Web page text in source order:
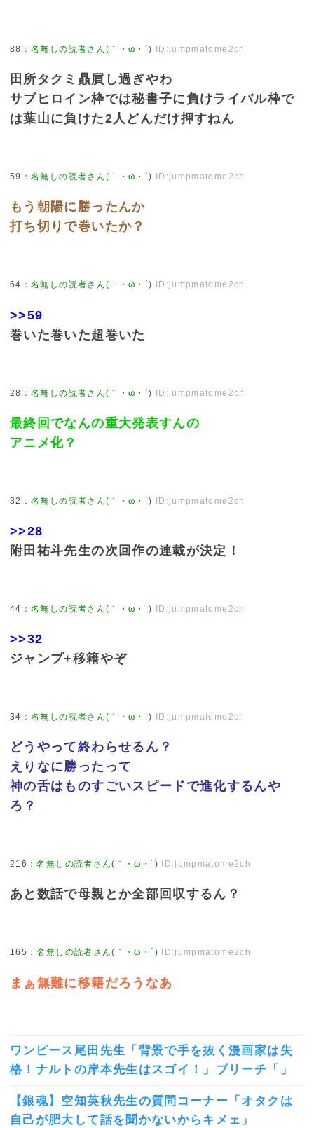
88 ：名無しの読者さん(｀・ω・´) ID:jumpmatome2ch
田所タクミ贔屓し過ぎやわ
サブヒロイン枠では秘書子に負けライバル枠で
は葉山に負けた2人どんだけ押すねん
59 ：名無しの読者さん(｀・ω・´) ID:jumpmatome2ch
もう朝陽に勝ったんか
打ち切りで巻いたか？
64 ：名無しの読者さん(｀・ω・´) ID:jumpmatome2ch
>>59
巻いた巻いた超巻いた
28 ：名無しの読者さん(｀・ω・´) ID:jumpmatome2ch
最終回でなんの重大発表すんの
アニメ化？
32 ：名無しの読者さん(｀・ω・´) ID:jumpmatome2ch
>>28
附田祐斗先生の次回作の連載が決定！
44 ：名無しの読者さん(｀・ω・´) ID:jumpmatome2ch
>>32
ジャンプ+移籍やぞ
34 ：名無しの読者さん(｀・ω・´) ID:jumpmatome2ch
どうやって終わらせるん？
えりなに勝ったって
神の舌はものすごいスピードで進化するんや
ろ？
216 ：名無しの読者さん(｀・ω・´) ID:jumpmatome2ch
あと数話で母親とか全部回収するん？
165 ：名無しの読者さん(｀・ω・´) ID:jumpmatome2ch
まぁ無難に移籍だろうなあ
ワンピース尾田先生「背景で手を抜く漫画家は失
格！ナルトの岸本先生はスゴイ！」ブリーチ「」
【銀魂】空知英秋先生の質問コーナー「オタクは
自己が肥大して話を聞かないからキメェ」